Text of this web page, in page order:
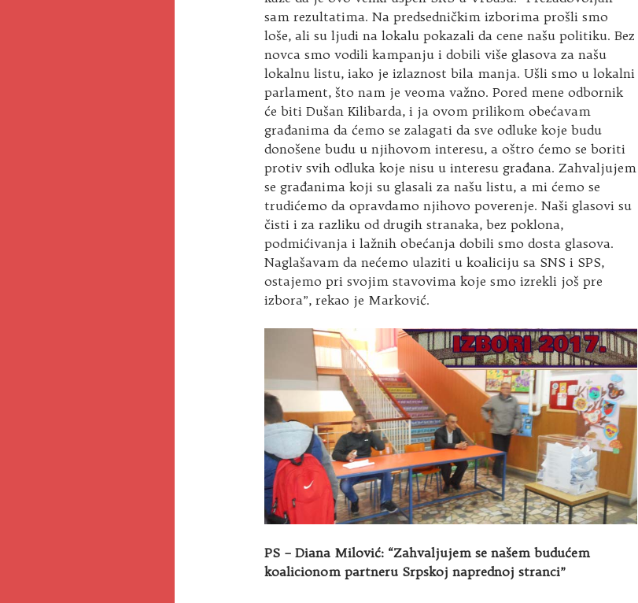
sam rezultatima. Na predsedničkim izborima prošli smo
loše, ali su ljudi na lokalu pokazali da cene našu politiku. Bez
novca smo vodili kampanju i dobili više glasova za našu
lokalnu listu, iako je izlaznost bila manja. Ušli smo u lokalni
parlament, što nam je veoma važno. Pored mene odbornik
će biti Dušan Kilibarda, i ja ovom prilikom obećavam
građanima da ćemo se zalagati da sve odluke koje budu
donošene budu u njihovom interesu, a oštro ćemo se boriti
protiv svih odluka koje nisu u interesu građana. Zahvaljujem
se građanima koji su glasali za našu listu, a mi ćemo se
trudićemo da opravdamo njihovo poverenje. Naši glasovi su
čisti i za razliku od drugih stranaka, bez poklona,
podmićivanja i lažnih obećanja dobili smo dosta glasova.
Naglašavam da nećemo ulaziti u koaliciju sa SNS i SPS,
ostajemo pri svojim stavovima koje smo izrekli još pre
izbora”, rekao je Marković.
PS – Diana Milović: “Zahvaljujem se našem budućem
koalicionom partneru Srpskoj naprednoj stranci”